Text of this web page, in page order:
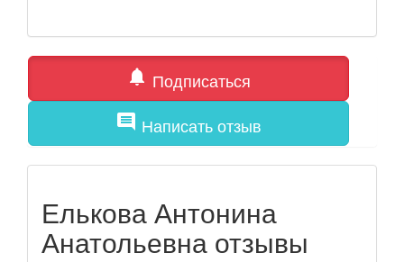
notifications Подписаться
comment Написать отзыв
Елькова Антонина
Анатольевна отзывы